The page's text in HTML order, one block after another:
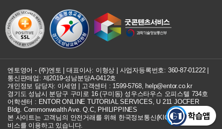
엔토영어 - (주)엔토 | 대표이사: 이형상 | 사업자등록번호: 360-87-01222|
통신판매업: 제2019-성남분당A-0412호
개인정보 담당자: 이세영 | 고객센터 : 1599-5768, help@entor.co.kr
경기도 성남시 분당구 구미로 16 (구미동) 성우스타우스 오피스텔 734호
어학센터 : ENTOR ONLINE TUTORIAL SERVICES, U 211 JOCFER
Bldg. Commonwealth Ave. Q.C, PHILIPPINES
본 사이트는 고객님의 안전거래를 위해 한국정보통신(KICC) 구매안전 서
비스를 이용하고 있습니다.